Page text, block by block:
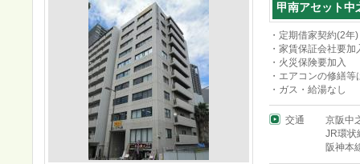
甲南アセット中
・定期借家契約(2年)
・家賃保証会社要加
・火災保険要加入
・エアコンの修繕
・ガス・給湯なし
交通
京阪中
JR環状
阪神本